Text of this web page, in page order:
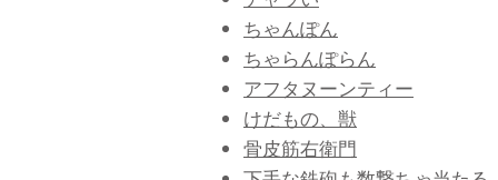
ちゃんぽん
ちゃらんぽらん
アフタヌーンティー
けだもの、獣
骨皮筋右衛門